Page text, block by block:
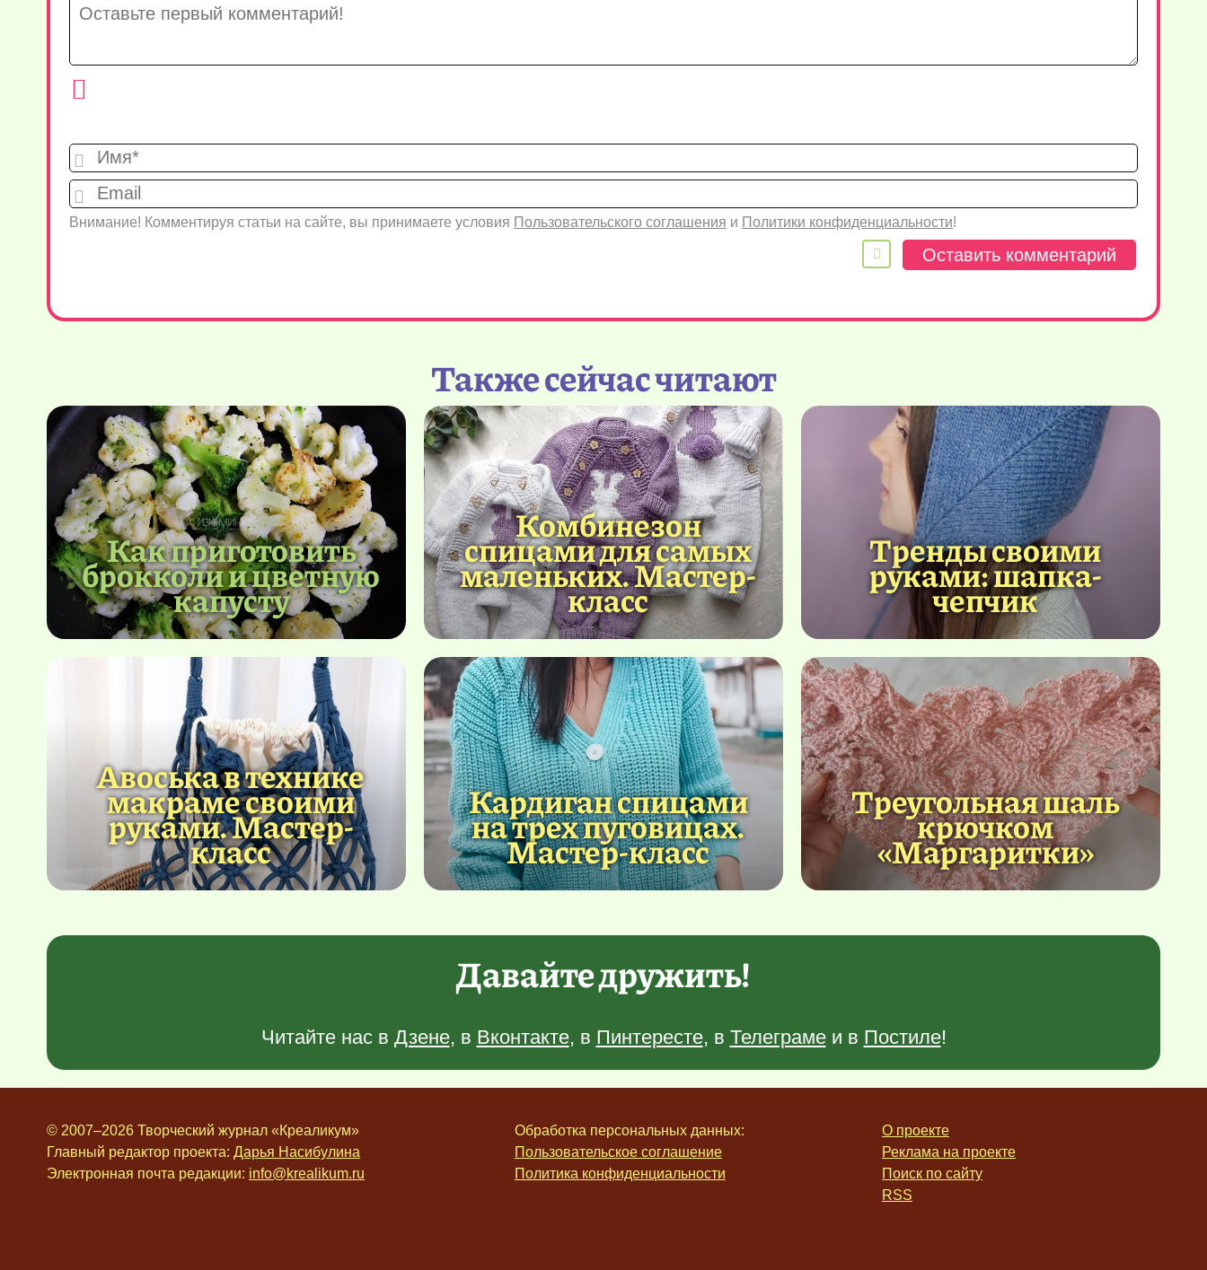
Имя*
Email
Внимание! Комментируя статьи на сайте, вы принимаете условия Пользовательского соглашения и Политики конфиденциальности!
Также сейчас читают
Как приготовить
брокколи и цветную
капусту
Комбинезон
спицами для самых
маленьких. Мастер-
класс
Тренды своими
руками: шапка-
чепчик
Авоська в технике
макраме своими
руками. Мастер-
класс
Кардиган спицами
на трех пуговицах.
Мастер-класс
Треугольная шаль
крючком
«Маргаритки»
Давайте дружить!
Читайте нас в Дзене, в Вконтакте, в Пинтересте, в Телеграмеи в Постиле!
© 2007–2026 Творческий журнал «Креаликум»
Главный редактор проекта: Дарья Насибулина
Электронная почта редакции: info@krealikum.ru
Обработка персональных данных:
Пользовательское соглашение
Политика конфиденциальности
О проекте
Реклама на проекте
Поиск по сайту
RSS